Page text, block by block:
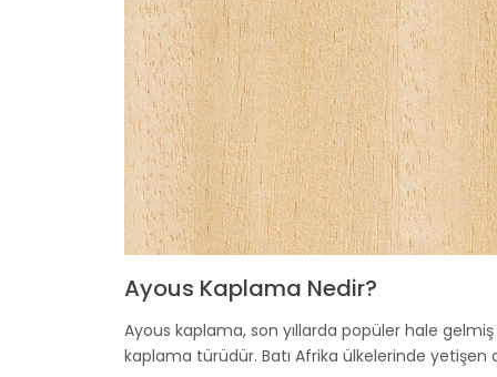
Ayous Kaplama Nedir?
Ayous kaplama, son yıllarda popüler hale
kaplama türüdür. Batı Afrika ülkelerinde yetişen